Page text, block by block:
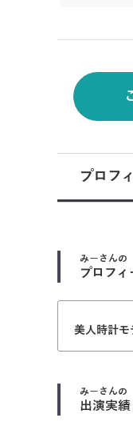
プロフ
みー さんの
プロフィ
美人時計
みー さんの
出演実績